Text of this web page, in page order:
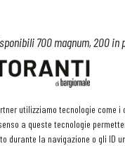
utilizziamo tecnologie come i
a queste tecnologie
durante la navigazione o gli ID
700 magnum, 200 in
di Treviso –e siamo
Grande sensibilità verso il
vino solidale per